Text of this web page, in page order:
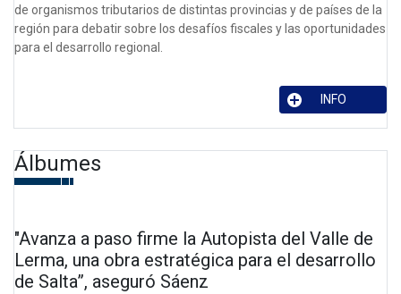
de organismos tributarios de distintas provincias y de países de la
región para debatir sobre los desafíos fiscales y las oportunidades
para el desarrollo regional.
INFO
Álbumes
"Avanza a paso firme la Autopista del Valle de
Lerma, una obra estratégica para el desarrollo
de Salta”, aseguró Sáenz